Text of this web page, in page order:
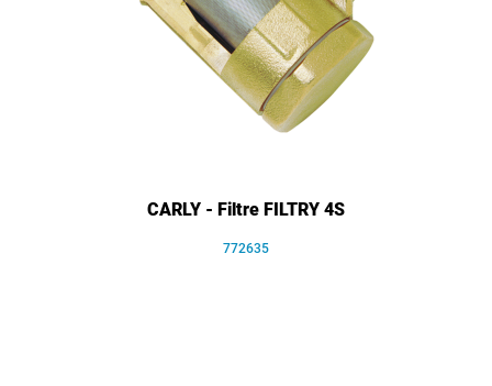
CARLY - Filtre FILTRY 4S
772635